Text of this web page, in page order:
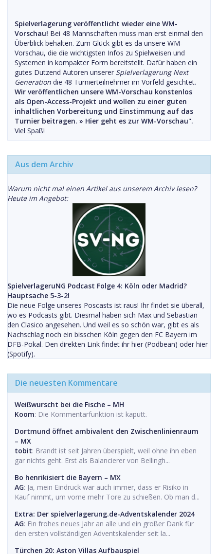
Spielverlagerung veröffentlicht wieder eine WM-
Vorschau! Bei 48 Mannschaften muss man erst einmal den
Überblick behalten. Zum Glück gibt es da unsere WM-
Vorschau, die die wichtigsten Infos zu Spielweisen und
Systemen in kompakter Form bereitstellt. Dafür haben ein
gutes Dutzend Autoren unserer Spielverlagerung Next
Generation die 48 Turnierteilnehmer im Vorfeld gesichtet.
Wir veröffentlichen unsere WM-Vorschau konstenlos
als Open-Access-Projekt und wollen zu einer guten
inhaltlichen Vorbereitung und Einstimmung auf das
Turnier beitragen. » Hier geht es zur WM-Vorschau".
Viel Spaß!
Aus dem Archiv
Warum nicht mal einen Artikel aus unserem Archiv lesen?
Heute im Angebot:
SpielverlageruNG Podcast Folge 4: Köln oder Madrid?
Hauptsache 5-3-2!
Die neue Folge unseres Poscasts ist raus! Ihr findet sie überall,
wo es Podcasts gibt. Diesmal haben sich Max und Sebastian
den Clasico angesehen. Und weil es so schön war, gibt es als
Nachschlag noch ein bisschen Köln gegen den FC Bayern im
DFB-Pokal. Den direkten Link findet ihr hier (Podbean) oder hier
(Spotify).
Die neuesten Kommentare
Weißwurscht bei die Fische – MH
Koom: Die Kommentarfunktion ist kaputt.
Dortmund öffnet ambivalent den Zwischenlinienraum
– MX
tobit: Brandt ist seit Jahren überspielt, weil ohne ihn eben
gar nichts geht. Erst als Balancierer von Bellingh...
Bo henrikisiert die Bayern – MX
AG: Ja, mein Eindruck war auch immer, dass er Risiko in
Kauf nimmt, um vorne mehr Tore zu schießen. Ob man d...
Extra: Der spielverlagerung.de-Adventskalender 2024
AG: Ein frohes neues Jahr an alle und ein großer Dank für
den ersten vollständigen Adventskalender seit la...
Türchen 20: Aston Villas Aufbauspiel